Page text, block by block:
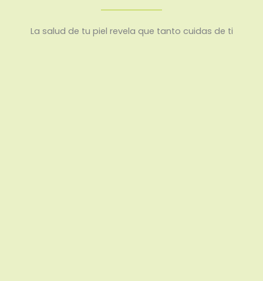
La salud de tu piel revela que tanto cuidas de ti